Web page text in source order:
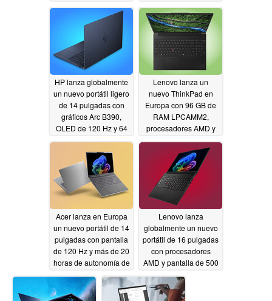
05/30/2026
HP lanza globalmente
un nuevo portátil ligero
de 14 pulgadas con
gráficos Arc B390,
OLED de 120 Hz y 64
05/29/2026
Lenovo lanza un
nuevo ThinkPad en
Europa con 96 GB de
RAM LPCAMM2,
procesadores AMD y
05/29/2026
Acer lanza en Europa
un nuevo portátil de 14
pulgadas con pantalla
de 120 Hz y más de 20
horas de autonomía de
05/29/2026
Lenovo lanza
globalmente un nuevo
portátil de 16 pulgadas
con procesadores
AMD y pantalla de 500
05/29/2026